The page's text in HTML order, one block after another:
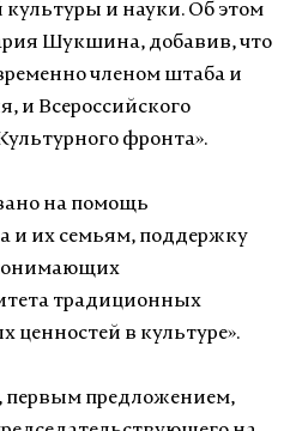
культуры и науки. Об этом
Шукшина, добавив, что
членом штаба и
и Всероссийского
фронта».
на помощь
и их семьям, поддержку
традиционных
ценностей в культуре».
предложением,